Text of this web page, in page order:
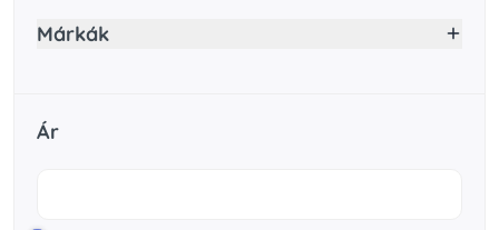
Márkák
Ár